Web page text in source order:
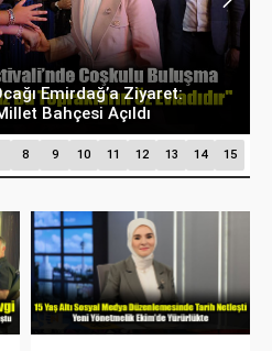
Doğal Gaz
Aştı
8 9 10 11 12 13 14 15